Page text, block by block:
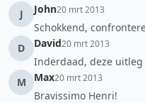
J
John20 mrt 2013
Schokkend,
D
David20 mrt 2013
Inderdaad, deze
M
Max20 mrt 2013
Bravissimo Henri!